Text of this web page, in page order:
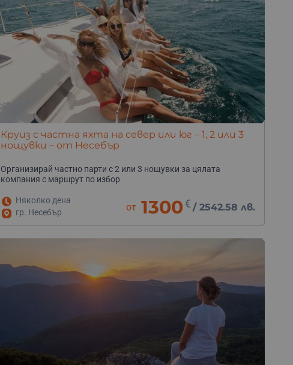
Круиз с частна яхта на север или юг – 1, 2 или 3
нощувки – от Несебър
Организирай частно парти с 2 или 3 нощувки за цялата
компания с маршрут по избор
Няколко дена
гр. Несебър
от 1300 € / 2542.58 лв.